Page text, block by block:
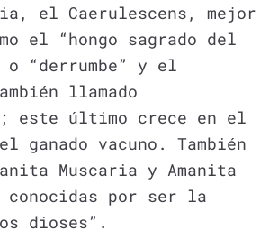
el Caerulescens, mejor
el “hongo sagrado del
o “derrumbe” y el
llamado
este último crece en el
ganado vacuno. También
Muscaria y Amanita
conocidas por ser la
dioses”.